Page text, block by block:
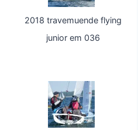
2018 travemuende flying
junior em 036